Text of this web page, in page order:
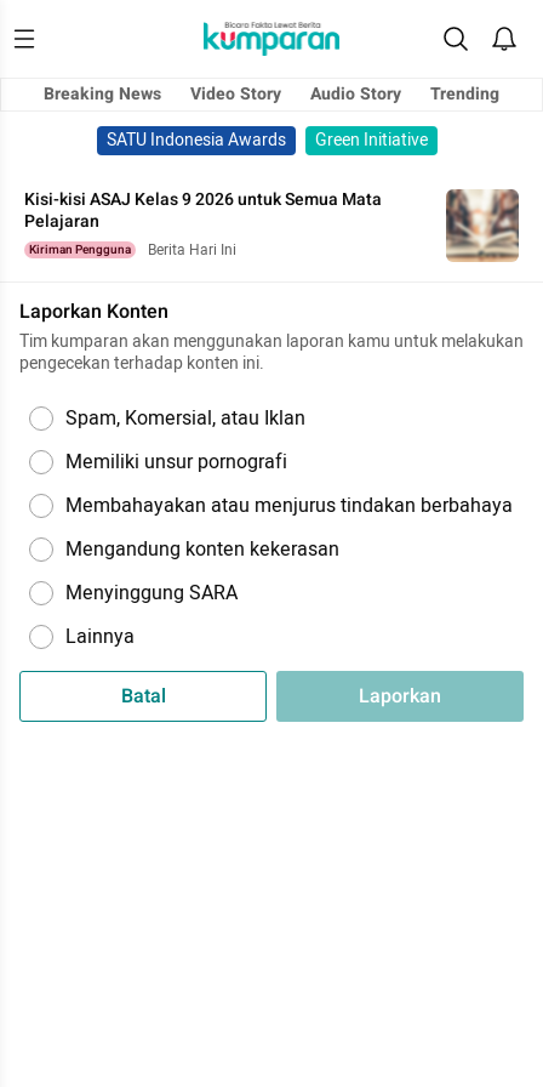
Breaking News Video Story Audio Story
Trending
SATU Indonesia Awards
Green Initiative
Kisi-kisi ASAJ Kelas 9 2026 untuk Semua Mata
Pelajaran
Kiriman Pengguna Berita Hari Ini
Laporkan Konten
Tim kumparan akan menggunakan laporan kamu untuk melakukan
pengecekan terhadap konten ini.
Spam, Komersial, atau Iklan
Memiliki unsur pornografi
Membahayakan atau menjurus tindakan berbahaya
Mengandung konten kekerasan
Menyinggung SARA
Lainnya
Batal Laporkan